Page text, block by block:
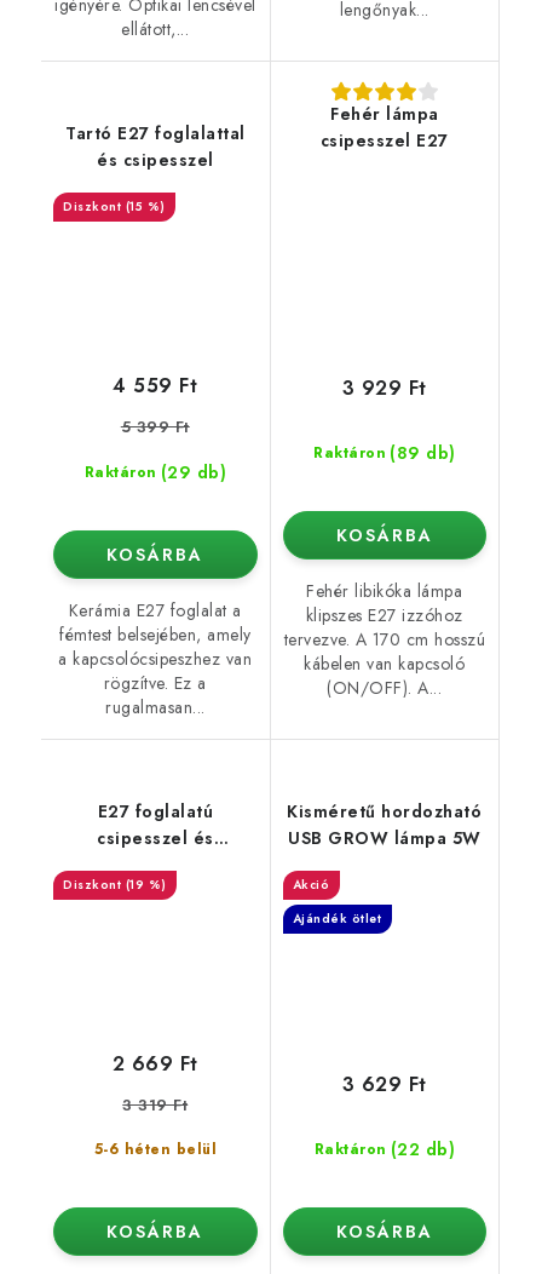
igényére. Optikai lencsével
ellátott,...
lengőnyak...
Tartó E27 foglalattal
és csipesszel
(15 %)
Raktáron (29 db)
4 559 Ft
5 399 Ft
KOSÁRBA
Kerámia E27 foglalat a
fémtest belsejében, amely
a kapcsolócsipeszhez van
rögzítve. Ez a
rugalmasan...
Fehér lámpa
csipesszel E27
Raktáron (89 db)
3 929 Ft
KOSÁRBA
Fehér libikóka lámpa
klipszes E27 izzóhoz
tervezve. A 170 cm hosszú
kábelen van kapcsoló
(ON/OFF). A...
E27 foglalatú
csipesszel és
(19 %)
5-6 héten belül
2 669 Ft
3 319 Ft
KOSÁRBA
Kisméretű hordozható
USB GROW lámpa 5W
Akció
Ajándék ötlet
Raktáron (22 db)
3 629 Ft
KOSÁRBA